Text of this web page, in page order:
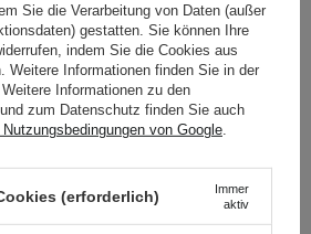
-
-
Claresa - Photofix Dust
Matte Powder -
Mattierendes, loses Puder
Sie die Verarbeitung von Daten (außer
gestatten. Sie können Ihre
indem Sie die Cookies aus
Weitere Informationen finden Sie in der
. Weitere Informationen zu den
zum Datenschutz finden Sie auch
von Google
(erforderlich)
Immer
aktiv